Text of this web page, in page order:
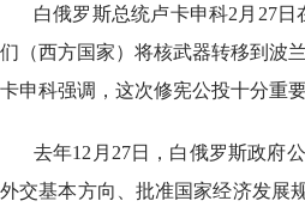
白俄罗斯总统卢卡申科2月27
们（西方国家）将核武器转移到波
卡申科强调，这次修宪公投十分重
去年12月27日，白俄罗斯政府
外交基本方向、批准国家经济发展